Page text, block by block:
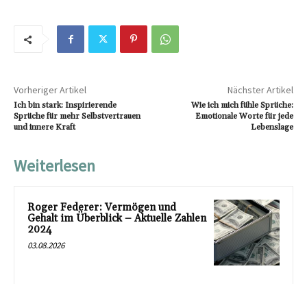
Vorheriger Artikel
Ich bin stark: Inspirierende
Sprüche für mehr Selbstvertrauen
und innere Kraft
Nächster Artikel
Wie ich mich fühle Sprüche:
Emotionale Worte für jede
Lebenslage
Weiterlesen
Roger Federer: Vermögen und
Gehalt im Überblick – Aktuelle Zahlen
2024
03.08.2026